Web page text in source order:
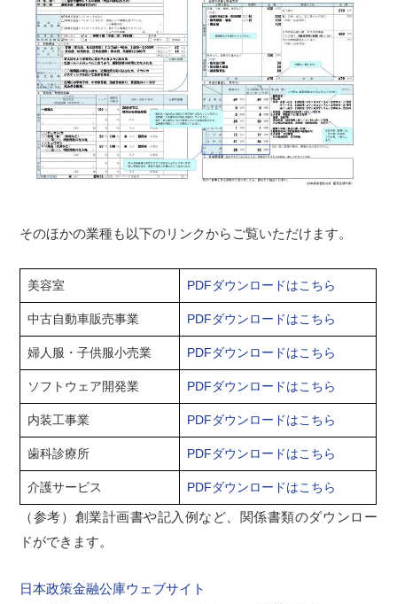
そのほかの業種も以下のリンクからご覧いただけます。
美容室 PDFダウンロードはこちら
中古自動車販売事業 PDFダウンロードはこちら
婦人服・子供服小売業 PDFダウンロードはこちら
ソフトウェア開発業 PDFダウンロードはこちら
内装工事業 PDFダウンロードはこちら
歯科診療所 PDFダウンロードはこちら
介護サービス PDFダウンロードはこちら
（参考）創業計画書や記入例など、関係書類のダウンロー
ドができます。
日本政策金融公庫ウェブサイト